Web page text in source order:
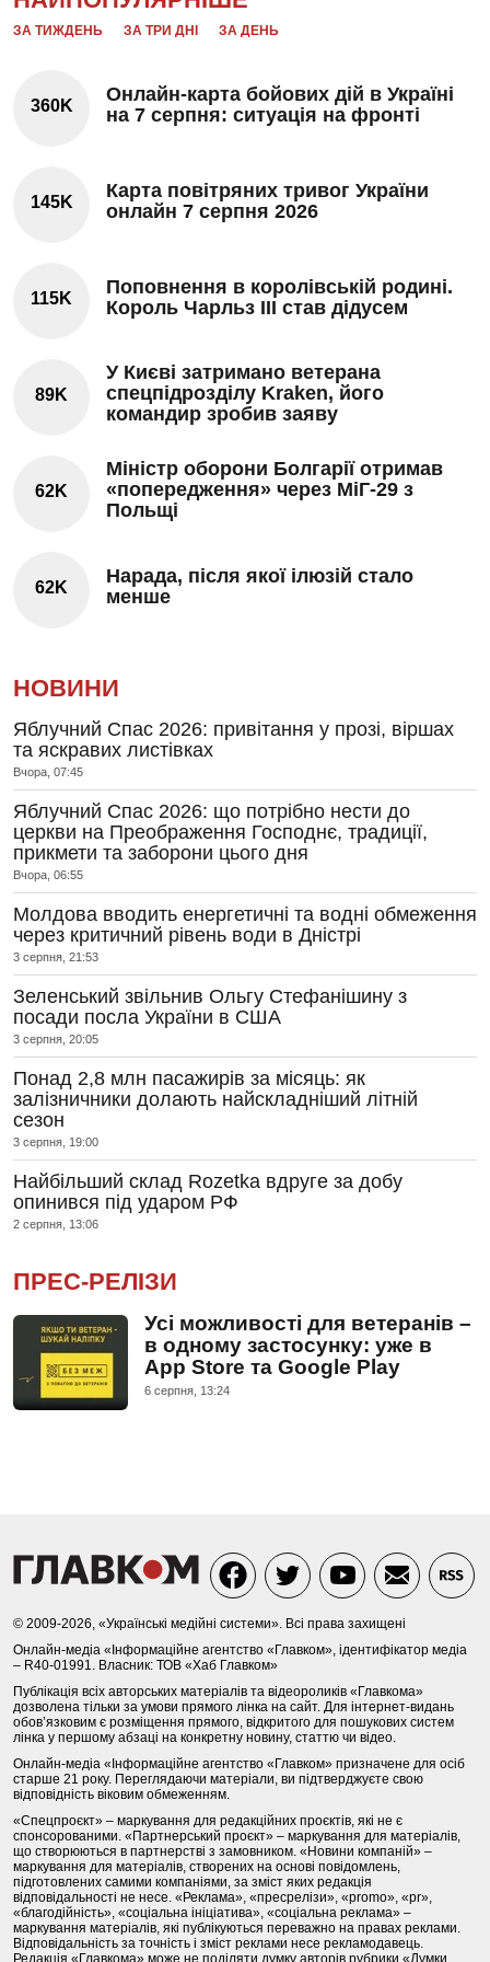
ЗА ТИЖДЕНЬ ЗА ТРИ ДНІ ЗА ДЕНЬ
360K
Онлайн-карта бойових дій в Україні
на 7 серпня: ситуація на фронті
145K
Карта повітряних тривог України
онлайн 7 серпня 2026
115K
Поповнення в королівській родині.
Король Чарльз III став дідусем
89K
У Києві затримано ветерана
спецпідрозділу Kraken, його
командир зробив заяву
62K
Міністр оборони Болгарії отримав
«попередження» через МіГ-29 з
Польщі
62K
Нарада, після якої ілюзій стало
менше
НОВИНИ
Яблучний Спас 2026: привітання у прозі, віршах
та яскравих листівках
Вчора, 07:45
Яблучний Спас 2026: що потрібно нести до
церкви на Преображення Господнє, традиції,
прикмети та заборони цього дня
Вчора, 06:55
Молдова вводить енергетичні та водні обмеження
через критичний рівень води в Дністрі
3 серпня, 21:53
Зеленський звільнив Ольгу Стефанішину з
посади посла України в США
3 серпня, 20:05
Понад 2,8 млн пасажирів за місяць: як
залізничники долають найскладніший літній
сезон
3 серпня, 19:00
Найбільший склад Rozetka вдруге за добу
опинився під ударом РФ
2 серпня, 13:06
ПРЕС-РЕЛІЗИ
Усі можливості для ветеранів –
в одному застосунку: уже в
App Store та Google Play
6 серпня, 13:24
© 2009-2026, «Українські медійні системи». Всі права захищені
Онлайн-медіа «Інформаційне агентство «Главком», ідентифікатор медіа
– R40-01991. Власник: ТОВ «Хаб Главком»
Публікація всіх авторських матеріалів та відеороликів «Главкома»
дозволена тільки за умови прямого лінка на сайт. Для інтернет-видань
обов’язковим є розміщення прямого, відкритого для пошукових систем
лінка у першому абзаці на конкретну новину, статтю чи відео.
Онлайн-медіа «Інформаційне агентство «Главком» призначене для осіб
старше 21 року. Переглядаючи матеріали, ви підтверджуєте свою
відповідність віковим обмеженням.
«Спецпроєкт» – маркування для редакційних проєктів, які не є
спонсорованими. «Партнерський проєкт» – маркування для матеріалів,
що створюються в партнерстві з замовником. «Новини компаній» –
маркування для матеріалів, створених на основі повідомлень,
підготовлених самими компаніями, за зміст яких редакція
відповідальності не несе. «Реклама», «пресрелізи», «promo», «pr»,
«благодійність», «соціальна ініціатива», «соціальна реклама» –
маркування матеріалів, які публікуються переважно на правах реклами.
Відповідальність за точність і зміст реклами несе рекламодавець.
Редакція «Главкома» може не поділяти думку авторів рубрики «Думки